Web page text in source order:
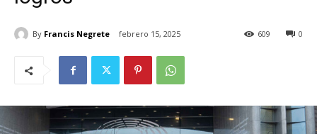
By Francis Negrete febrero 15, 2025 0
609